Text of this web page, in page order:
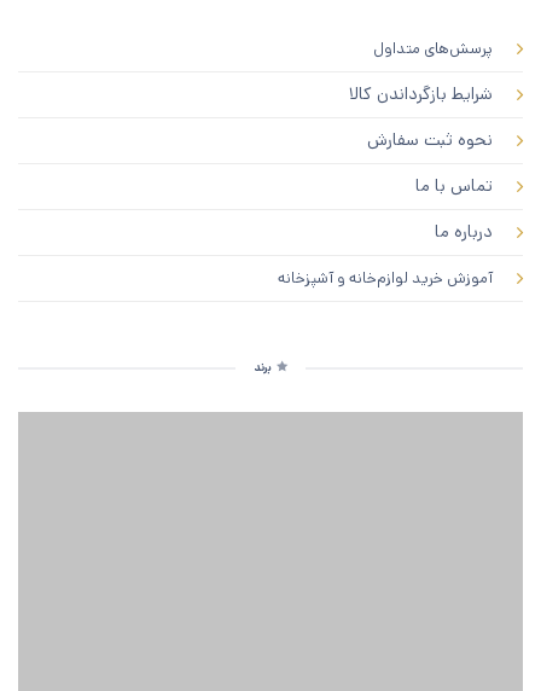
پرسش‌های متداول
شرایط بازگرداندن کالا
نحوه ثبت سفارش
تماس با ما
درباره ما
آموزش خرید لوازم‌خانه و آشپزخانه
برند